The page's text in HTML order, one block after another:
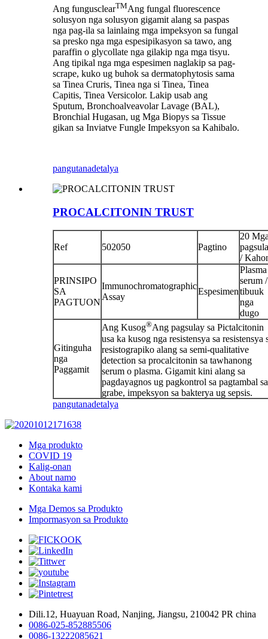
Ang fungusclearTMAng fungal fluorescence
solusyon nga solusyon gigamit alang sa paspas
nga pag-ila sa lainlaing mga impeksyon sa fungal
sa presko nga mga espesipikasyon sa tawo, ang
paraffin o glycollate nga gilakip nga mga tisyu.
Ang tipikal nga mga espesimen naglakip sa pag-
scrape, kuko ug buhok sa dermatophytosis sama
sa Tinea Cruris, Tinea nga si Tinea, Tinea
Capitis, Tinea Versicolor. Lakip usab ang
Sputum, Bronchoalveavolar Lavage (BAL),
Bronchial Hugasan, ug Mga Biopys sa Tissue
gikan sa Inviatve Fungle Impeksyon sa Kahibalo.
pangutanadetalya
PROCALCITONIN TRUST
Ref 502050 Pagtino
20
/
PRINSIPO
SA
PAGTUON
Immunochromatographic
Assay
Espesimen
serum /
tibuuk
nga
dugo
Gitinguha
nga
Paggamit
Ang Kusog®Ang pagsulay sa Pictalcitonin
usa ka kusog nga resistensya sa resistensya
resistograpiko alang sa semi-qualitative
detection sa procalcitonin sa tawhanong
serum o plasma. Gigamit kini alang sa
pagdayagnos ug pagkontrol sa pagtambal sa
grabe, impeksyon sa bakterya ug sepsis.
pangutanadetalya
Mga produkto
COVID 19
Kalig-onan
About namo
Kontaka kami
Mga Demos sa Produkto
Impormasyon sa Produkto
Dili.12, Huayuan Road, Nanjing, Jiangsu, 210042 PR china
0086-025-852885506
0086-13222085621